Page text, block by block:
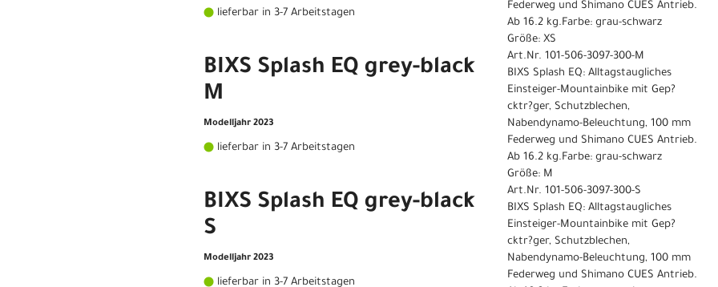
lieferbar in 3-7 Arbeitstagen
Federweg und Shimano CUES Antrieb.
Ab 16.2 kg.Farbe: grau-schwarz
Größe: XS
BIXS Splash EQ grey-black
M
Modelljahr 2023
lieferbar in 3-7 Arbeitstagen
Art.Nr. 101-506-3097-300-M
BIXS Splash EQ: Alltagstaugliches
Einsteiger-Mountainbike mit Gep?
cktr?ger, Schutzblechen,
Nabendynamo-Beleuchtung, 100 mm
Federweg und Shimano CUES Antrieb.
Ab 16.2 kg.Farbe: grau-schwarz
Größe: M
BIXS Splash EQ grey-black
S
Modelljahr 2023
lieferbar in 3-7 Arbeitstagen
Art.Nr. 101-506-3097-300-S
BIXS Splash EQ: Alltagstaugliches
Einsteiger-Mountainbike mit Gep?
cktr?ger, Schutzblechen,
Nabendynamo-Beleuchtung, 100 mm
Federweg und Shimano CUES Antrieb.